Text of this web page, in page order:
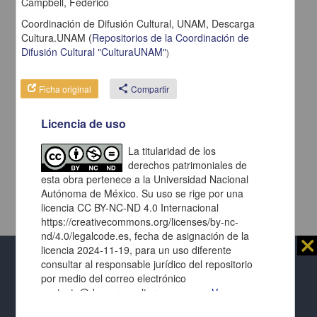
Al usar este repositorio estás aceptando sus
términos y condiciones de uso, y te obligas a
⨯
Coordinación de Difusión Cultural, UNAM, Descarga
Cultura.UNAM (Repositorios de la Coordinación de
Difusión Cultural "CulturaUNAM")
Ficha original share Compartir
Licencia de uso
La titularidad de los
derechos patrimoniales de
esta obra pertenece a la Universidad Nacional
Autónoma de México. Su uso se rige por una
licencia CC BY-NC-ND 4.0 Internacional
https://creativecommons.org/licenses/by-nc-
nd/4.0/legalcode.es, fecha de asignación de la
licencia 2024-11-19, para un uso diferente
consultar al responsable jurídico del repositorio
por medio del correo electrónico
contacto@descargacultura.unam.mx.Ver